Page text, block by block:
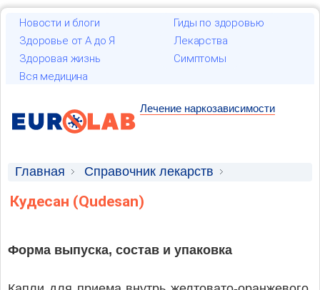
Новости и блоги
Гиды по здоровью
Здоровье от А до Я
Лекарства
Здоровая жизнь
Симптомы
Вся медицина
Лечение наркозависимости
Главная
Справочник лекарств
Лекарственные средства
Кудесан (Qudesan)
Форма выпуска, состав и упаковка